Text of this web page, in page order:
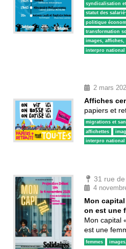
syndicalisation
statut des
politique
transformation
images,
interpro national
2 mars
Affiches
papiers et
migrations et
affichettes
interpro national
31 rue
4
Mon capital
on est une
Mon capital
est une
femmes